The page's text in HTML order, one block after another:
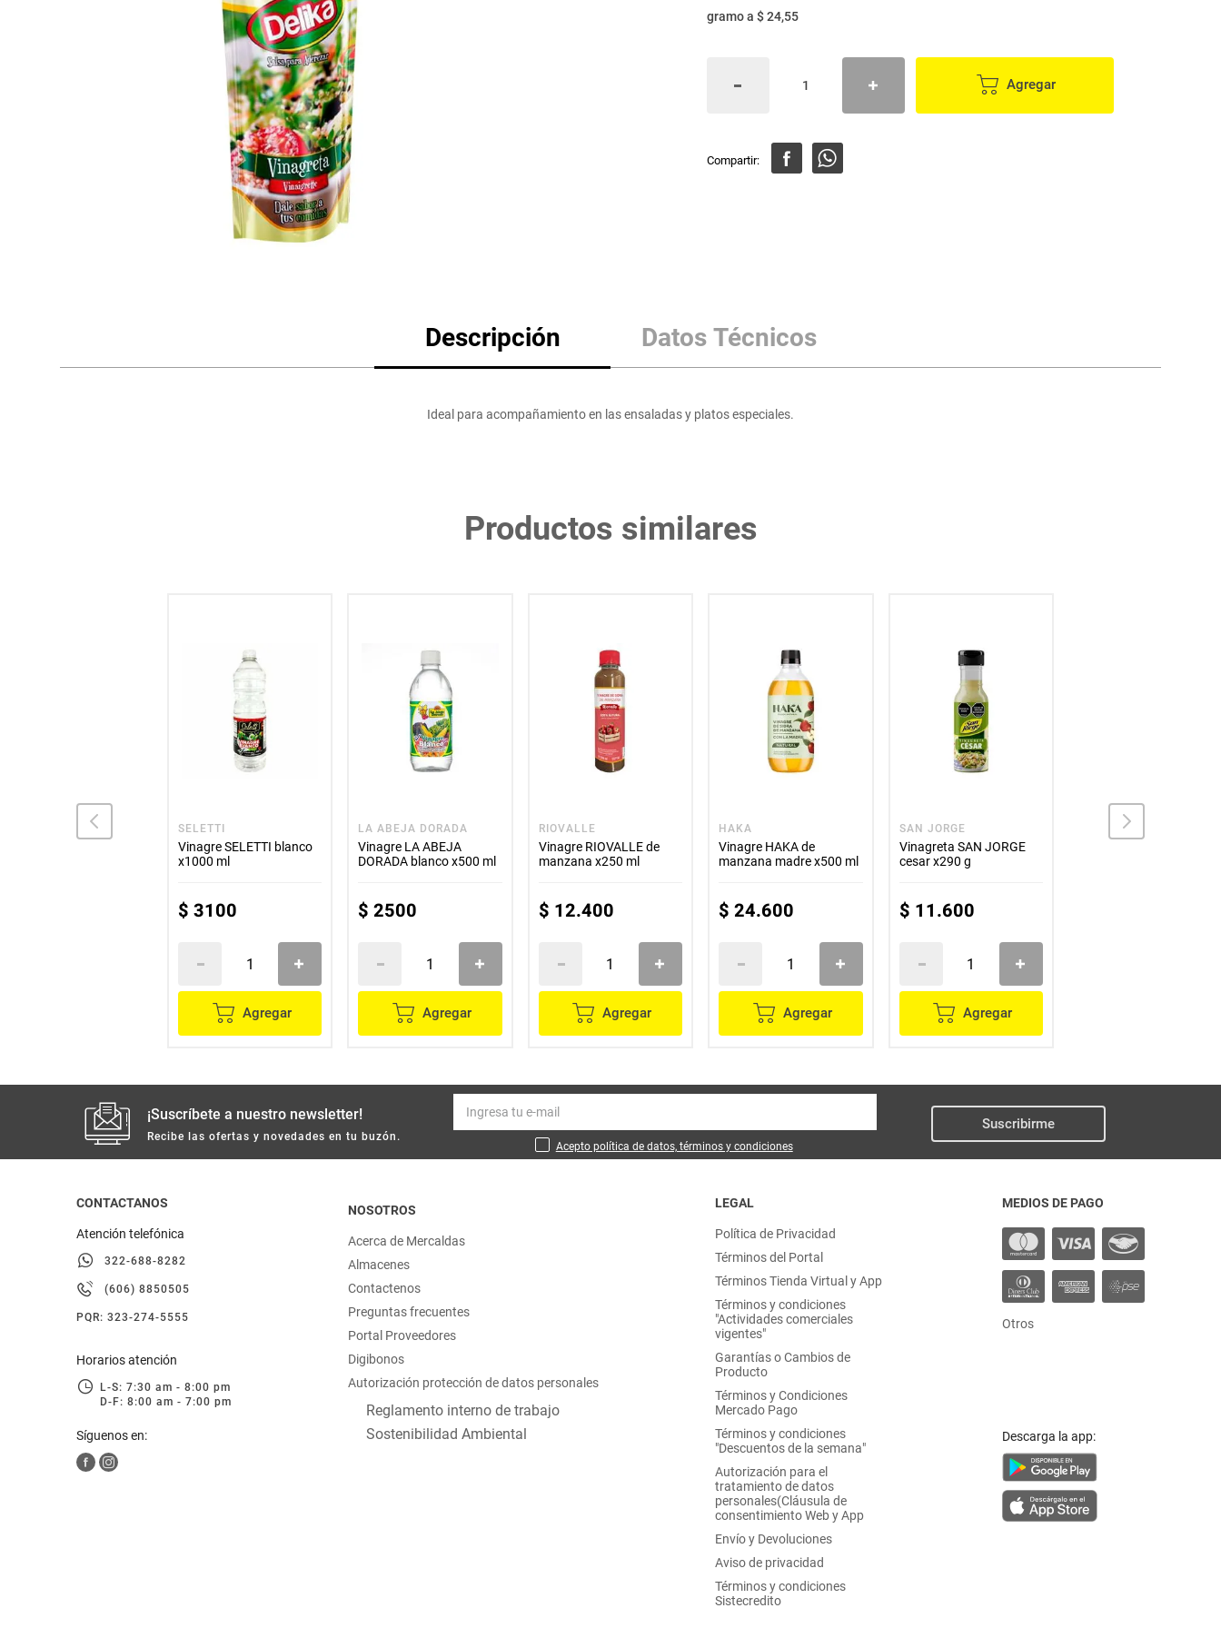
otros
gramoa $ 24,55
Agregar
Descripción Datos Técnicos
Ideal para acompañamiento en las ensaladas y platos especiales.
Productos similares
SELETTI
Vinagre SELETTI blanco
x1000 ml
$ 3100
Agregar
LA ABEJA DORADA
Vinagre LA ABEJA
DORADA blanco x500 ml
$ 2500
Agregar
RIOVALLE
Vinagre RIOVALLE de
manzana x250 ml
$ 12.400
Agregar
HAKA
Vinagre HAKA de
manzana madre x500 ml
$ 24.600
Agregar
SAN JORGE
Vinagreta SAN JORGE
cesar x290 g
$ 11.600
Agregar
COLAVITA
¡Suscríbete a nuestro newsletter!
Recibe las ofertas y novedades en tu buzón.
Acepto política de datos, términos y condiciones
Suscribirme
CONTACTANOS
Atención telefónica
322-688-8282
(606) 8850505
PQR: 323-274-5555
Horarios atención
L-S: 7:30 am - 8:00 pm
D-F: 8:00 am - 7:00 pm
Síguenos en:
NOSOTROS
Acerca de Mercaldas
Almacenes
Contactenos
Preguntas frecuentes
Portal Proveedores
Digibonos
Autorización protección de datos personales
Reglamento interno de trabajo
Sostenibilidad Ambiental
LEGAL
Política de Privacidad
Términos del Portal
Términos Tienda Virtual y App
Términos y condiciones
"Actividades comerciales
vigentes"
Garantías o Cambios de
Producto
Términos y Condiciones
Mercado Pago
Términos y condiciones
"Descuentos de la semana"
Autorización para el
tratamiento de datos
personales(Cláusula de
consentimiento Web y App
Envío y Devoluciones
Aviso de privacidad
Términos y condiciones
Sistecredito
MEDIOS DE PAGO
Otros
Descarga la app:
Mantequilla